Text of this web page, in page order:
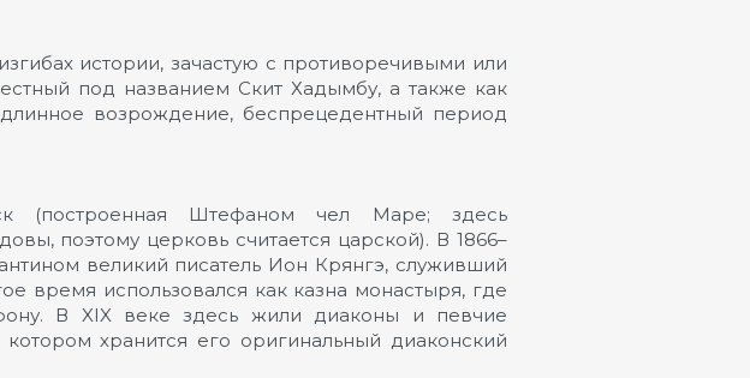
истории, зачастую с противоречивыми или
под названием Скит Хадымбу, а также как
возрождение, беспрецедентный период
(построенная Штефаном чел Маре; здесь
поэтому церковь считается царской). В 1866–
великий писатель Ион Крянгэ, служивший
время использовался как казна монастыря, где
В XIX веке здесь жили диаконы и певчие
хранится его оригинальный диаконский